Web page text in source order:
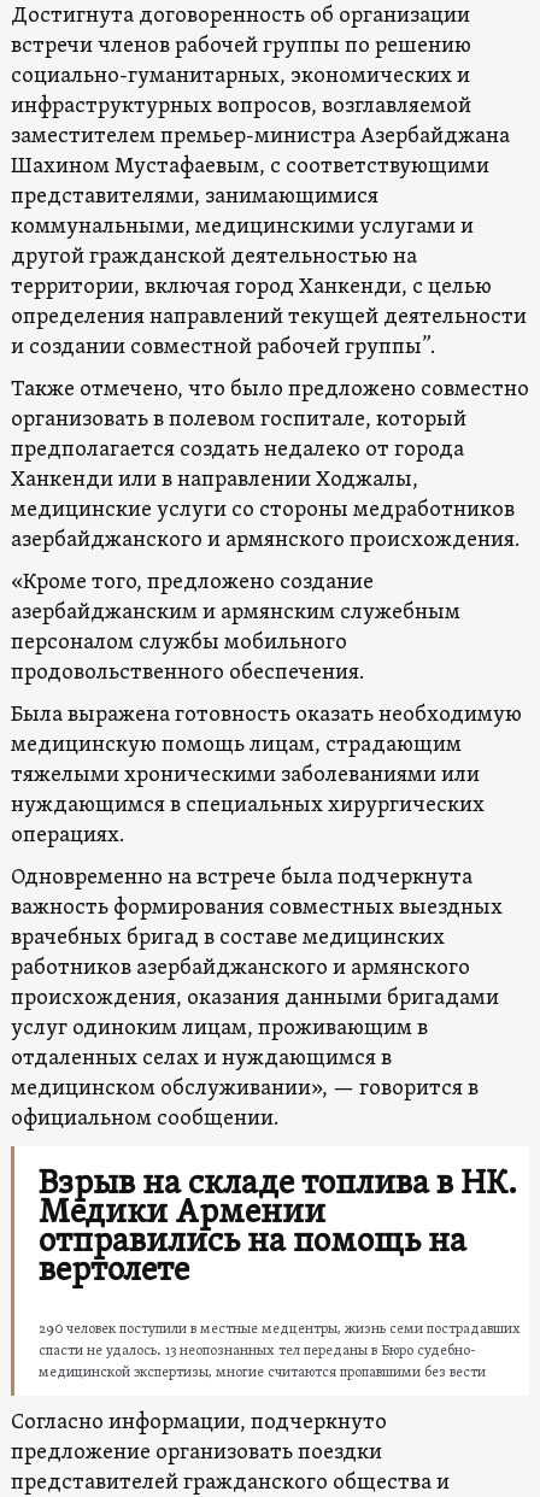
Достигнута договоренность об организации
встречи членов рабочей группы по решению
социально-гуманитарных, экономических и
инфраструктурных вопросов, возглавляемой
заместителем премьер-министра Азербайджана
Шахином Мустафаевым, с соответствующими
представителями, занимающимися
коммунальными, медицинскими услугами и
другой гражданской деятельностью на
территории, включая город Ханкенди, с целью
определения направлений текущей деятельности
и создании совместной рабочей группы”.
Также отмечено, что было предложено совместно
организовать в полевом госпитале, который
предполагается создать недалеко от города
Ханкенди или в направлении Ходжалы,
медицинские услуги со стороны медработников
азербайджанского и армянского происхождения.
«Кроме того, предложено создание
азербайджанским и армянским служебным
персоналом службы мобильного
продовольственного обеспечения.
Была выражена готовность оказать необходимую
медицинскую помощь лицам, страдающим
тяжелыми хроническими заболеваниями или
нуждающимся в специальных хирургических
операциях.
Одновременно на встрече была подчеркнута
важность формирования совместных выездных
врачебных бригад в составе медицинских
работников азербайджанского и армянского
происхождения, оказания данными бригадами
услуг одиноким лицам, проживающим в
отдаленных селах и нуждающимся в
медицинском обслуживании», — говорится в
официальном сообщении.
Взрыв на складе топлива в НК.
Медики Армении
отправились на помощь на
вертолете
290 человек поступили в местные медцентры, жизнь семи пострадавших
спасти не удалось. 13 неопознанных тел переданы в Бюро судебно-
медицинской экспертизы, многие считаются пропавшими без вести
Согласно информации, подчеркнуто
предложение организовать поездки
представителей гражданского общества и